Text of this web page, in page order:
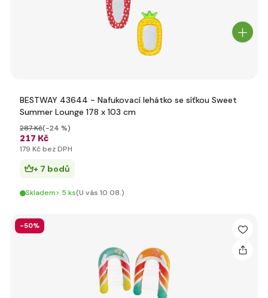
BESTWAY 43644 - Nafukovací lehátko se síťkou Sweet
Summer Lounge 178 x 103 cm
217 Kč
287 Kč(-24 %)
179 Kč bez DPH
+ 7 bodů
Skladem> 5 ks(U vás 10.08.)
-50%